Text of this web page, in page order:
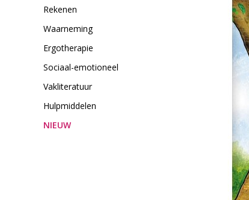
Rekenen
Waarneming
Ergotherapie
Sociaal-emotioneel
Vakliteratuur
Hulpmiddelen
NIEUW